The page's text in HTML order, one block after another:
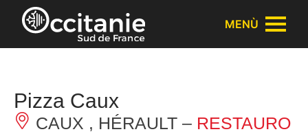
Pannello di gestione dei cookies
MENÙ
Pizza Caux
CAUX , HÉRAULT – RESTAURO